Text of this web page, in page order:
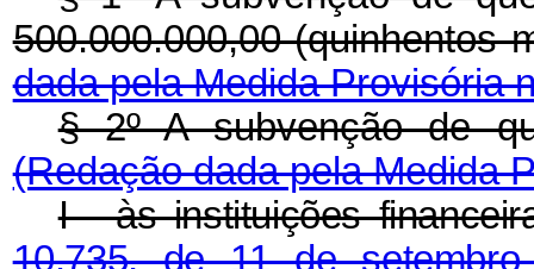
500.000.000,00 (quinhentos
dada pela Medida Provisória
§ 2º A subvenção de
(Redação dada pela Medida
I - às instituições
10.735, de 11 de